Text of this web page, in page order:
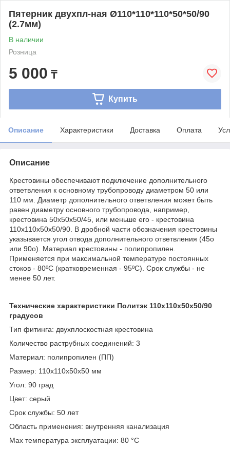
Пятерник двухпл-ная Ø110*110*110*50*50/90
(2.7мм)
В наличии
Розница
5 000 ₸
Купить
Описание Характеристики Доставка Оплата
Описание
Крестовины обеспечивают подключение дополнительного
ответвления к основному трубопроводу диаметром 50 или
110 мм. Диаметр дополнительного ответвления может быть
равен диаметру основного трубопровода, например,
крестовина 50х50х50/45, или меньше его - крестовина
110х110х50х50/90. В дробной части обозначения крестовины
указывается угол отвода дополнительного ответвления (45о
или 90о). Материал крестовины - полипропилен.
Применяется при максимальной температуре постоянных
стоков - 80ºС (кратковременная - 95ºС). Срок службы - не
менее 50 лет.
Технические характеристики Политэк 110х110х50х50/90
градусов
Тип фитинга: двухплоскостная крестовина
Количество раструбных соединений: 3
Материал: полипропилен (ПП)
Размер: 110х110х50х50 мм
Угол: 90 град
Цвет: серый
Срок службы: 50 лет
Область применения: внутренняя канализация
Max температура эксплуатации: 80 °С